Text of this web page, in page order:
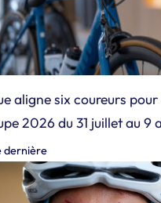
aligne six coureurs pour
2026 du 31 juillet au 9
dernière